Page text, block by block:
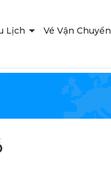
Lịch Vé Vận Chuyển